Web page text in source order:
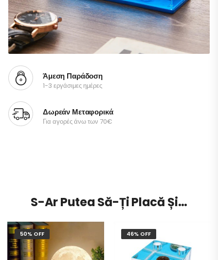
Άμεση Παράδοση
1-3 εργάσιμες ημέρες
Δωρεάν Μεταφορικά
Για αγορές άνω των 70€
S-Ar Putea Să-Ți Placă Și…
50% OFF 46% OFF